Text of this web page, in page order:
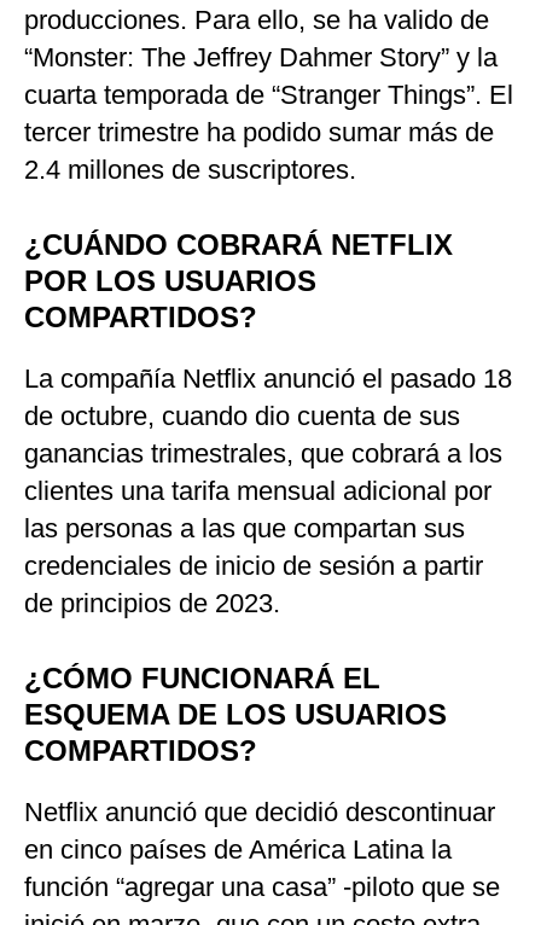
producciones. Para ello, se ha valido de
“Monster: The Jeffrey Dahmer Story” y la
cuarta temporada de “Stranger Things”. El
tercer trimestre ha podido sumar más de
2.4 millones de suscriptores.
¿CUÁNDO COBRARÁ NETFLIX
POR LOS USUARIOS
COMPARTIDOS?
La compañía Netflix anunció el pasado 18
de octubre, cuando dio cuenta de sus
ganancias trimestrales, que cobrará a los
clientes una tarifa mensual adicional por
las personas a las que compartan sus
credenciales de inicio de sesión a partir
de principios de 2023.
¿CÓMO FUNCIONARÁ EL
ESQUEMA DE LOS USUARIOS
COMPARTIDOS?
Netflix anunció que decidió descontinuar
en cinco países de América Latina la
función “agregar una casa” -piloto que se